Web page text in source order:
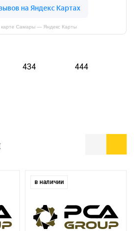
карте Самары — Яндекс Карты
434 444
в наличии